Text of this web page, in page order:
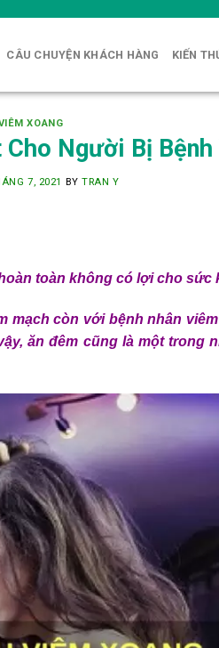
CÂU CHUYỆN KHÁCH HÀNG KIẾN
XOANG
Người Bị
7, 2021 BYTRAN Y
toàn không có lợi cho sức
còn với bệnh nhân
ăn đêm cũng là một trong